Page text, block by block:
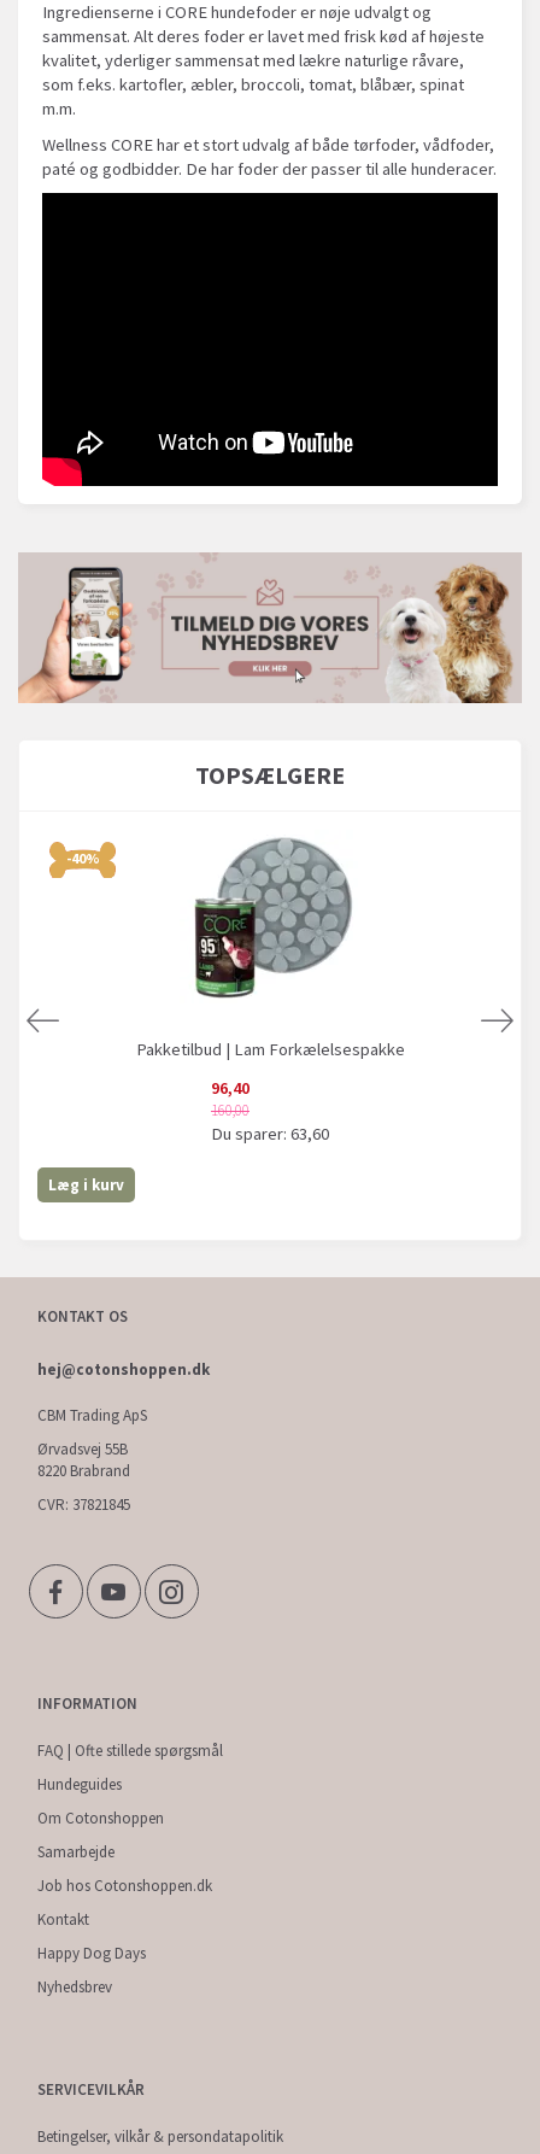
Ingredienserne i CORE hundefoder er nøje udvalgt og
sammensat. Alt deres foder er lavet med frisk kød af højeste
kvalitet, yderliger sammensat med lækre naturlige råvare,
som f.eks. kartofler, æbler, broccoli, tomat, blåbær, spinat
m.m.
Wellness CORE har et stort udvalg af både tørfoder, vådfoder,
paté og godbidder. De har foder der passer til alle hunderacer.
TOPSÆLGERE
-40%
Pakketilbud | Lam Forkælelsespakke
96,40
160,00
Du sparer: 63,60
Læg i kurv
KONTAKT OS
hej@cotonshoppen.dk
CBM Trading ApS
Ørvadsvej 55B
8220 Brabrand
CVR: 37821845
INFORMATION
FAQ | Ofte stillede spørgsmål
Hundeguides
Om Cotonshoppen
Samarbejde
Job hos Cotonshoppen.dk
Kontakt
Happy Dog Days
Nyhedsbrev
SERVICEVILKÅR
Betingelser, vilkår & persondatapolitik